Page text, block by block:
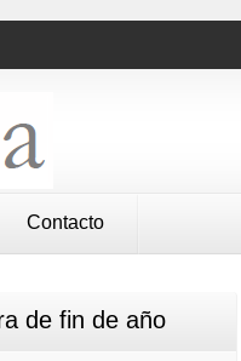
Contacto
de fin de año